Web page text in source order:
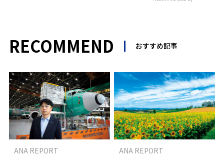
RECOMMEND おすすめ記事
ANA REPORT ANA REPORT